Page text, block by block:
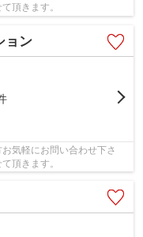
頂きます。
ョン
気軽にお問い合わせ下さ
頂きます。